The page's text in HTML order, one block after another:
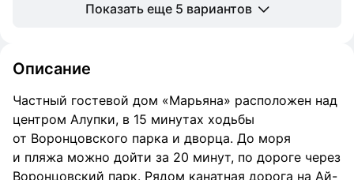
Показать еще 5 вариантов
Описание
Частный гостевой дом «Марьяна» расположен над
центром Алупки, в 15 минутах ходьбы
от Воронцовского парка и дворца. До моря
и пляжа можно дойти за 20 минут, по дороге через
Воронцовский парк. Рядом канатная дорога на Ай-